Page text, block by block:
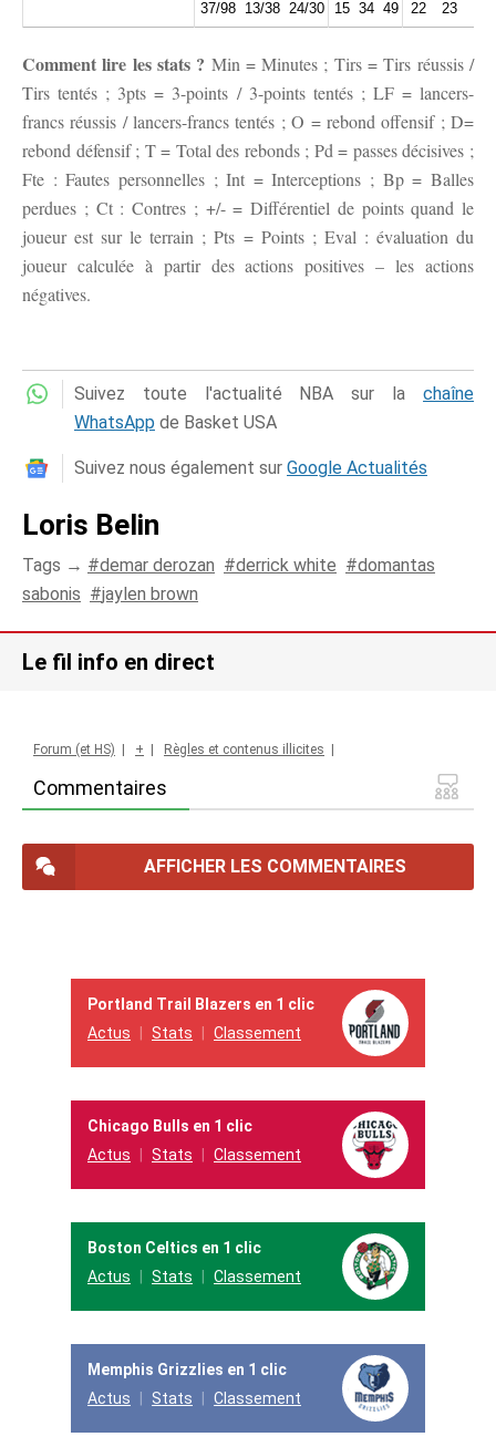
37/98 13/38 24/30 15 34 49 22 23
Comment lire les stats ? Min = Minutes ; Tirs = Tirs réussis /
Tirs tentés ; 3pts = 3-points / 3-points tentés ; LF = lancers-
francs réussis / lancers-francs tentés ; O = rebond offensif ; D=
rebond défensif ; T = Total des rebonds ; Pd = passes décisives ;
Fte : Fautes personnelles ; Int = Interceptions ; Bp = Balles
perdues ; Ct : Contres ; +/- = Différentiel de points quand le
joueur est sur le terrain ; Pts = Points ; Eval : évaluation du
joueur calculée à partir des actions positives – les actions
négatives.
Suivez toute l'actualité NBA sur la chaîne
WhatsApp de Basket USA
Suivez nous également sur Google Actualités
Loris Belin
Tags → demar derozan derrick white
domantas
sabonis
jaylen brown
Le fil info en direct
Commentaires
Forum (et HS) | + | Règles et contenus illicites |
AFFICHER LES COMMENTAIRES
Portland Trail Blazers en 1 clic
Actus
Stats Classement
Chicago Bulls en 1 clic
Actus
Stats Classement
Boston Celtics en 1 clic
Actus
Stats Classement
Memphis Grizzlies en 1 clic
Actus
Stats Classement